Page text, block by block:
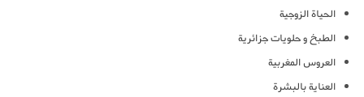
الحياة الزوجية
الطبخ و حلويات جزائرية
العروس المغربية
العناية بالبشرة